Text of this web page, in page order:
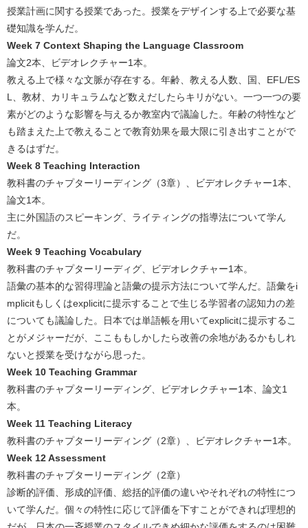
授業計画に関する授業であった。授業をデザインする上で必要な基
礎知識を学んだ。
Week 7 Context Shaping the Language Classroom
論文2本、ビデオレクチャー1本。
教える上で様々な文脈が存在する。年齢、教える人数、国、EFL/ES
L、教材、カリキュラムなど数えだしたらキリがない。一つ一つの要
素がどのような影響を与えるか教室内で議論した。年齢の特性など
も踏まえた上で教えることで教育効果を最大限に引き出すことがで
きるはずだ。
Week 8 Teaching Interaction
教科書のチャプターリーディング（3章）、ビデオレクチャー1本、
論文1本。
主に外国語のスピーキング、ライティングの指導法について学ん
だ。
Week 9 Teaching Vocabulary
教科書のチャプターリーディグ、ビデオレクチャー1本。
語彙の基本的な習得理論と語彙の提示方法について学んだ。語彙をi
mplicitもしくはexplicitに提示することで生じる学習者の認知力の差
についても議論した。日本では単語帳を用いてexplicitに提示するこ
とがメジャーだが、ここももしかしたら改善の余地があるかもしれ
ないと授業を受けながら思った。
Week 10 Teaching Grammar
教科書のチャプターリーディング、ビデオレクチャー1本、論文1
本。
Week 11 Teaching Literacy
教科書のチャプターリーディング（2章）、ビデオレクチャー1本。
Week 12 Assessment
教科書のチャプターリーディング（2章）
診断的評価、形成的評価、総括的評価の違いやそれぞれの特性につ
いて学んだ。個々の特性に応じて評価を下すことができれば理想的